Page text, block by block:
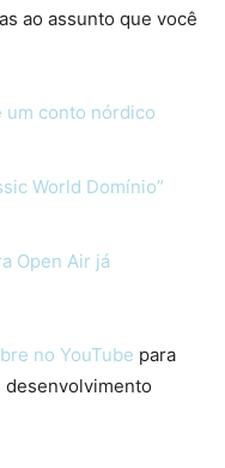
ao assunto que você
um conto nórdico
World Domínio”
Open Air já
no YouTube para